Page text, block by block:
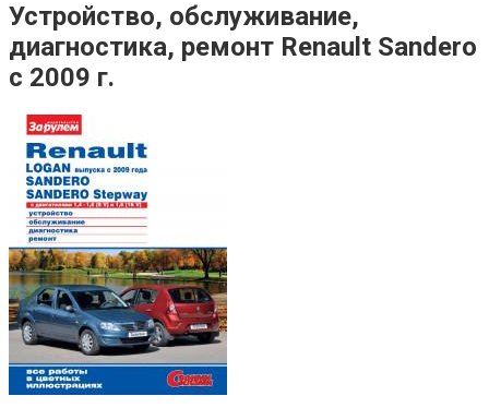
Устройство, обслуживание,
диагностика, ремонт Renault Sandero
с 2009 г.